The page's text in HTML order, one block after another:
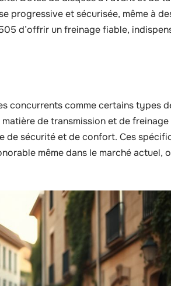
progressive et sécurisée, même à
d’offrir un freinage fiable,
concurrents comme certains types
de transmission et de
de sécurité et de confort. Ces
même dans le marché actuel,